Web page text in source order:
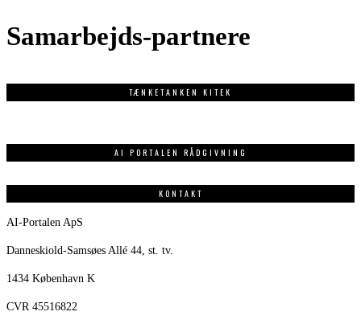
Samarbejds-partnere
TÆNKETANKEN KITEK
AI PORTALEN RÅDGIVNING
KONTAKT
AI-Portalen ApS
Danneskiold-Samsøes Allé 44, st. tv.
1434 København K
CVR 45516822